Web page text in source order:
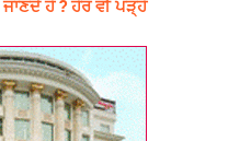
ਹੋ ? ਹੋਰ ਵੀ ਪੜ੍ਹੋ